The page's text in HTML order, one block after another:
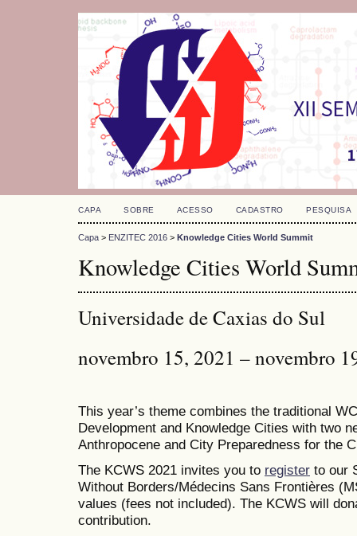
CAPA SOBRE ACESSO CADASTRO PESQUISA
Capa > ENZITEC 2016 > Knowledge Cities World Summit
Knowledge Cities World
Universidade de Caxias do Sul
novembro 15, 2021 – novembro
This year’s theme combines the traditional
Development and Knowledge Cities with two
Anthropocene and City Preparedness for the
The KCWS 2021 invites you to register to our
Without Borders/Médecins Sans Frontières
values (fees not included). The KCWS will
contribution.